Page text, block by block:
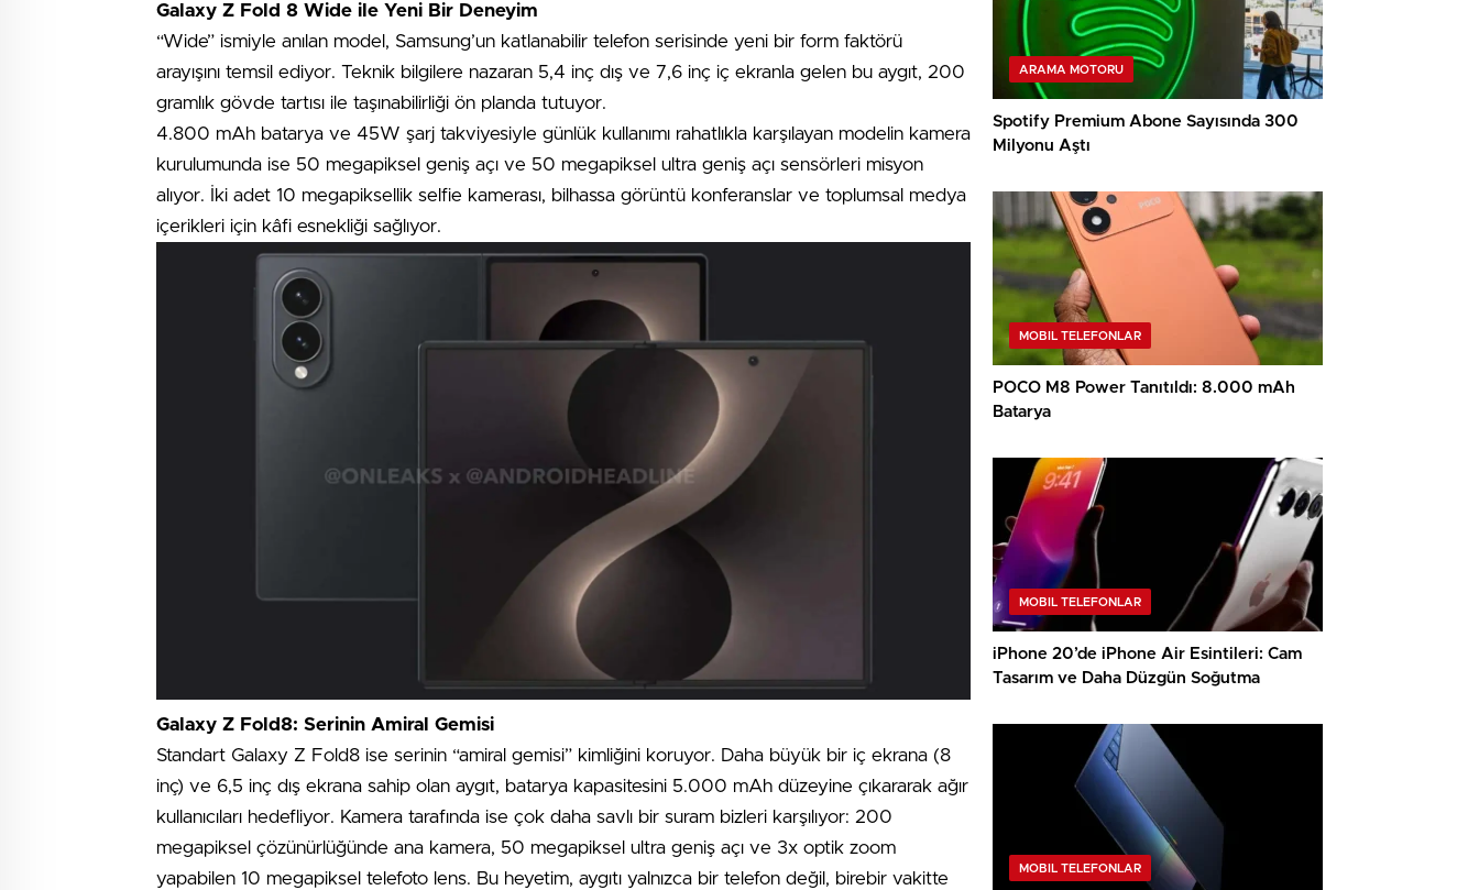
Galaxy Z Fold 8 Wide ile Yeni Bir Deneyim
“Wide” ismiyle anılan model, Samsung’un katlanabilir telefon serisinde yeni bir form faktörü
arayışını temsil ediyor. Teknik bilgilere nazaran 5,4 inç dış ve 7,6 inç iç ekranla gelen bu aygıt, 200
gramlık gövde tartısı ile taşınabilirliği ön planda tutuyor.
4.800 mAh batarya ve 45W şarj takviyesiyle günlük kullanımı rahatlıkla karşılayan modelin kamera
kurulumunda ise 50 megapiksel geniş açı ve 50 megapiksel ultra geniş açı sensörleri misyon
alıyor. İki adet 10 megapiksellik selfie kamerası, bilhassa görüntü konferanslar ve toplumsal medya
içerikleri için kâfi esnekliği sağlıyor.
Galaxy Z Fold8: Serinin Amiral Gemisi
Standart Galaxy Z Fold8 ise serinin “amiral gemisi” kimliğini koruyor. Daha büyük bir iç ekrana (8
inç) ve 6,5 inç dış ekrana sahip olan aygıt, batarya kapasitesini 5.000 mAh düzeyine çıkararak ağır
kullanıcıları hedefliyor. Kamera tarafında ise çok daha savlı bir suram bizleri karşılıyor: 200
megapiksel çözünürlüğünde ana kamera, 50 megapiksel ultra geniş açı ve 3x optik zoom
yapabilen 10 megapiksel telefoto lens. Bu heyetim, aygıtı yalnızca bir telefon değil, birebir vakitte
ARAMA MOTORU
Spotify Premium Abone Sayısında 300
Milyonu Aştı
MOBIL TELEFONLAR
POCO M8 Power Tanıtıldı: 8.000 mAh
Batarya
MOBIL TELEFONLAR
iPhone 20’de iPhone Air Esintileri: Cam
Tasarım ve Daha Düzgün Soğutma
MOBIL TELEFONLAR